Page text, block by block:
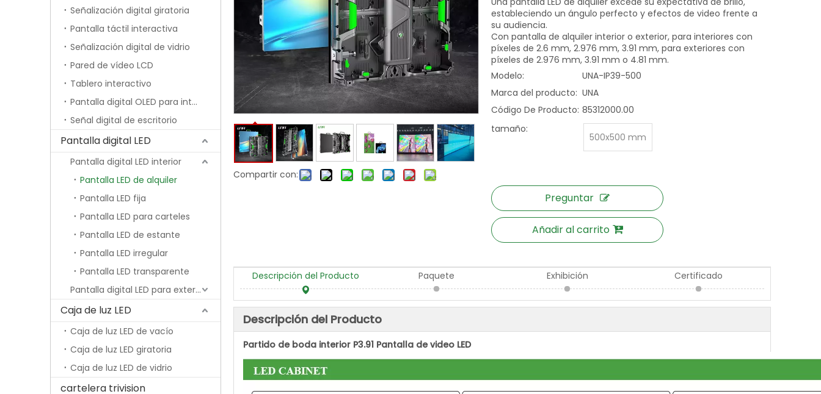
Señalización digital giratoria
Pantalla táctil interactiva
Señalización digital de vidrio
Pared de vídeo LCD
Tablero interactivo
Pantalla digital OLED para interiores
Señal digital de escritorio
Pantalla digital LED
Pantalla digital LED interior
Pantalla LED de alquiler
Pantalla LED fija
Pantalla LED para carteles
Pantalla LED de estante
Pantalla LED irregular
Pantalla LED transparente
Pantalla digital LED para exteriores
Caja de luz LED
Caja de luz LED de vacío
Caja de luz LED giratoria
Caja de luz LED de vidrio
cartelera trivision
Compartir con:
estableciendo un ángulo perfecto y efectos de video frente a
su audiencia.
Con pantalla de alquiler interior o exterior, para interiores con
píxeles de 2.6 mm, 2.976 mm, 3.91 mm, para exteriores con
píxeles de 2.976 mm, 3.91 mm o 4.81 mm.
Modelo:
UNA-IP39-500
Marca del producto: UNA
Código De Producto: 85312000.00
tamaño:
500x500 mm
Preguntar
Añadir al carrito
Descripción del Producto Paquete Exhibición Certificado
Descripción del Producto
Partido de boda interior P3.91 Pantalla de video LED